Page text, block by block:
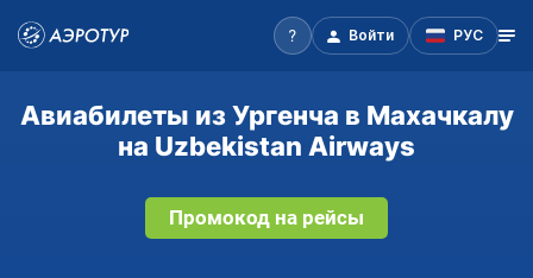
Войти РУС
Авиабилеты из Ургенча в Махачкалу
на Uzbekistan Airways
Промокод на рейсы